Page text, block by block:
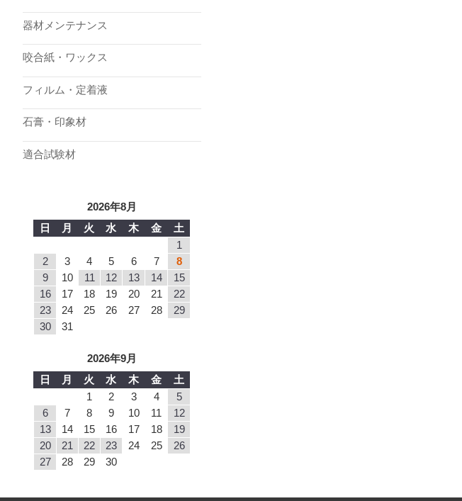
器材メンテナンス
咬合紙・ワックス
フィルム・定着液
石膏・印象材
適合試験材
2026年8月
日
月 火 水 木 金
土
1
2
3 4 5 6 7
8
9
10 11 12 13 14
15
16
17 18 19 20 21
22
23
24 25 26 27 28
29
30
31
2026年9月
日
月 火 水 木 金
土
1
2 3 4
5
6
7 8 9 10 11
12
13
14 15 16 17 18
19
20
21 22 23 24 25
26
27
28 29 30